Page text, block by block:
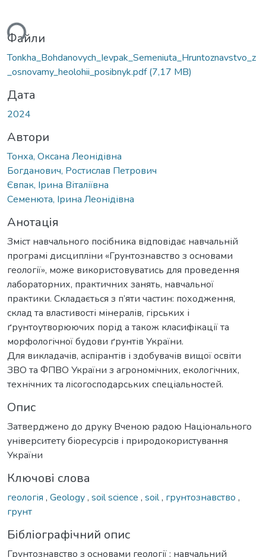
Файли
Tonkha_Bohdanovych_Ievpak_Semeniuta_Hruntoznavstvo_z
_osnovamy_heolohii_posibnyk.pdf(7,17 MB)
Дата
2024
Автори
Тонха, Оксана Леонідівна
Богданович, Ростислав Петрович
Євпак, Ірина Віталіївна
Семенюта, Ірина Леонідівна
Анотація
Зміст навчального посібника відповідає навчальній
програмі дисципліни «Грунтознавство з основами
геології», може використовуватись для проведення
лабораторних, практичних занять, навчальної
практики. Складається з п’яти частин: походження,
склад та властивості мінералів, гірських і
ґрунтоутворюючих порід а також класифікації та
морфологічної будови ґрунтів України.
Для викладачів, аспірантів і здобувачів вищої освіти
ЗВО та ФПВО України з агрономічних, екологічних,
технічних та лісогосподарських спеціальностей.
Опис
Затверджено до друку Вченою радою Національного
університету біоресурсів і природокористування
України
Ключові слова
геологія , Geology, soil science , soil, грунтознавство ,
грунт
Бібліографічний опис
Грунтознавство з основами геології : навчальний